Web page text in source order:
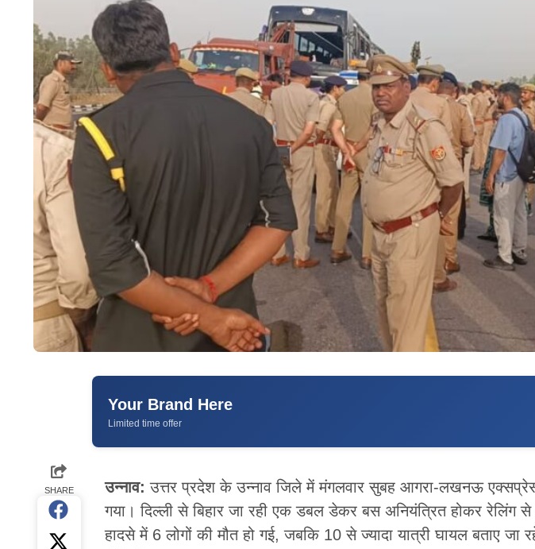
Your Brand Here
Limited time offer
SHARE उन्नाव: उत्तर प्रदेश के उन्नाव जिले में मंगलवार सुबह आगरा-लखनऊ
गया। दिल्ली से बिहार जा रही एक डबल डेकर बस अनियंत्रित होकर रेलिंग
हादसे में 6 लोगों की मौत हो गई, जबकि 10 से ज्यादा यात्री घायल बताए जा